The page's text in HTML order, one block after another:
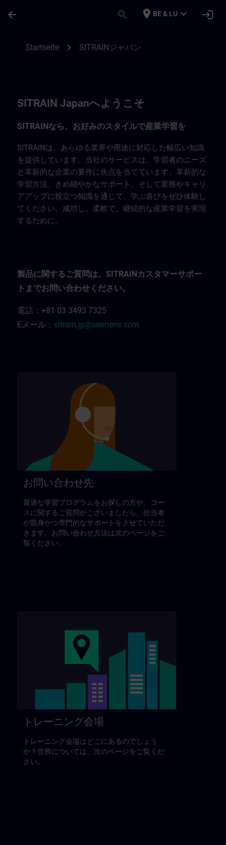
arrow_back search place BE & LU expand_more login
Startseite chevron_right SITRAINジャパン
SITRAIN Japanへようこそ
SITRAINなら、お好みのスタイルで産業学習を
SITRAINは、あらゆる業界や用途に対応した幅広い知識
を提供しています。当社のサービスは、学習者のニーズ
と革新的な企業の要件に焦点を当てています。革新的な
学習方法、きめ細やかなサポート、そして業務やキャリ
アアップに役立つ知識を通じて、学ぶ喜びをぜひ体験し
てください。成功し、柔軟で、継続的な産業学習を実現
するために。
製品に関するご質問は、SITRAINカスタマーサポー
トまでお問い合わせください。
電話：+81 03 3493 7325
Eメール： sitrain.jp@siemens.com
お問い合わせ先
最適な学習プログラムをお探しの方や、コー
スに関するご質問がございましたら、担当者
が親身かつ専門的なサポートをさせていただ
きます。お問い合わせ方法は次のページをご
覧ください。
トレーニング会場
トレーニング会場はどこにあるのでしょう
か？住所については、次のページをご覧くだ
さい。